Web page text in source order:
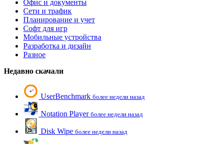
Офис и документы
Сети и трафик
Планирование и учет
Софт для игр
Мобильные устройства
Разработка и дизайн
Разное
Недавно скачали
UserBenchmark более недели назад
Notation Player более недели назад
Disk Wipe более недели назад